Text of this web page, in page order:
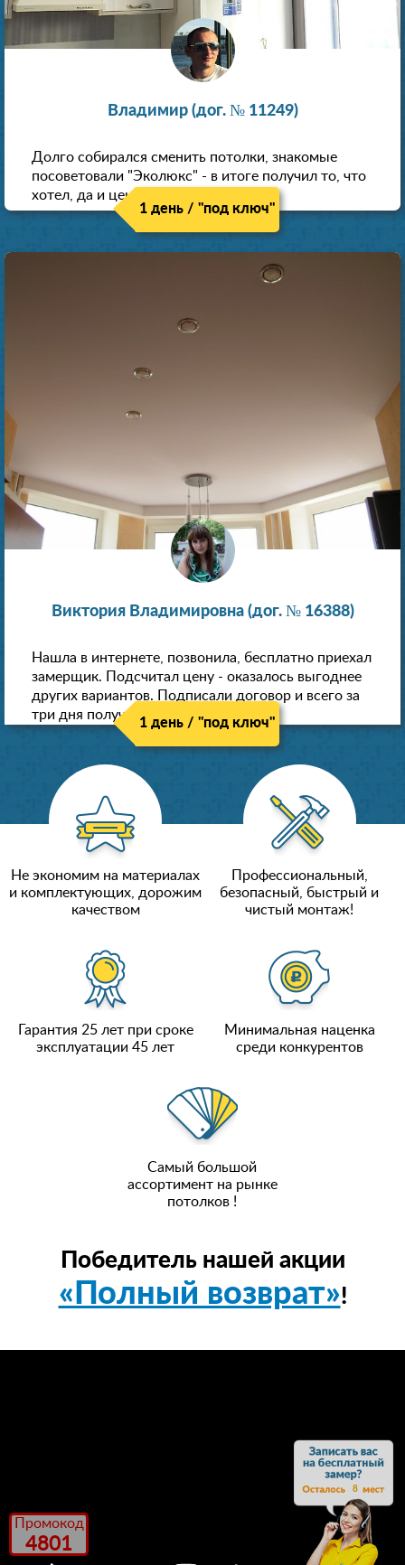
8
Промокод
4801
Владимир (дог. № 11249)
Долго собирался сменить потолки, знакомые
посоветовали "Эколюкс" - в итоге получил то, что
хотел, да и цена нормальная.
1 день / "под ключ"
Виктория Владимировна (дог. № 16388)
Нашла в интернете, позвонила, бесплатно приехал
замерщик. Подсчитал цену - оказалось выгоднее
других вариантов. Подписали договор и всего за
три дня получили новые потолки!
1 день / "под ключ"
Не экономим на материалах
и комплектующих, дорожим
качеством
Профессиональный,
безопасный, быстрый и
чистый монтаж!
Гарантия 25 лет при сроке
эксплуатации 45 лет
Минимальная наценка
среди конкурентов
Самый большой
ассортимент на рынке
потолков !
Победитель нашей акции
«Полный возврат»!